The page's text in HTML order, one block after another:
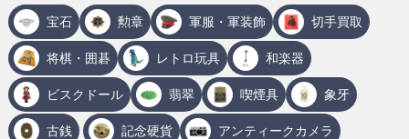
宝石 勲章 軍服・軍装飾 切手買取
将棋・囲碁 レトロ玩具 和楽器
ビスクドール 翡翠 喫煙具 象牙
古銭 記念硬貨 アンティークカメラ